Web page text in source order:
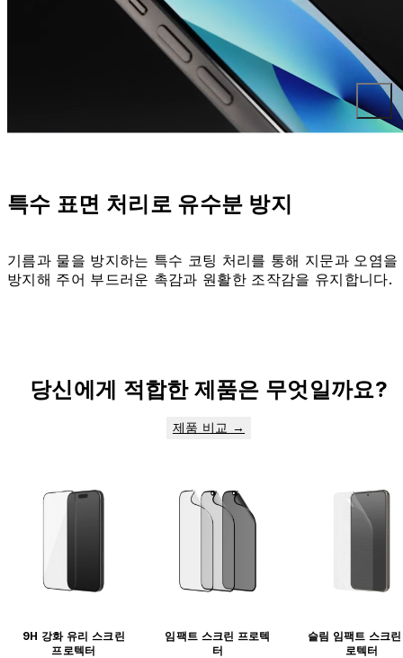
특수 표면 처리로 유수분 방지
기름과 물을 방지하는 특수 코팅 처리를 통해 지문과 오염을
방지해 주어 부드러운 촉감과 원활한 조작감을 유지합니다.
당신에게 적합한 제품은 무엇일까요?
제품 비교 →
9H 강화 유리 스크린
프로텍터
임팩트 스크린 프로텍
터
슬림 임팩트 스크
로텍터